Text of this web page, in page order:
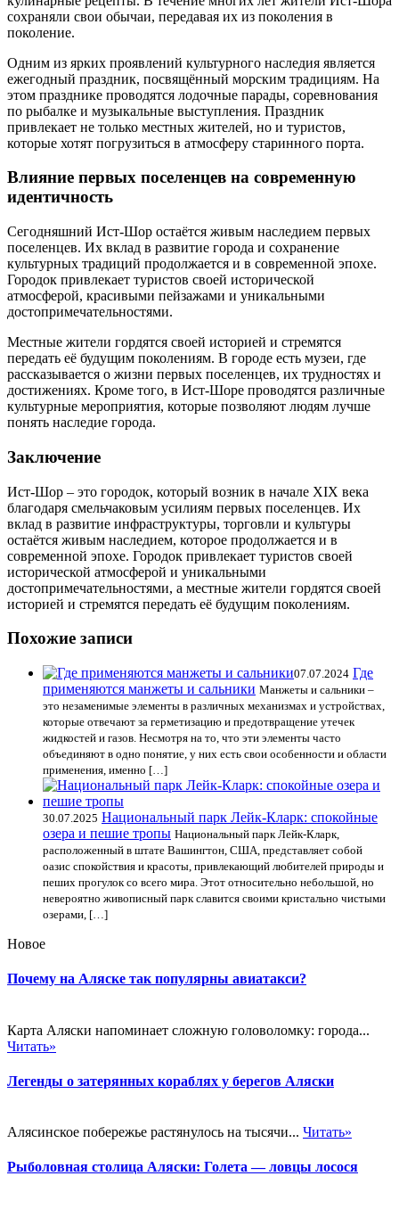
сохраняли свои обычаи, передавая их из поколения в
поколение.
Одним из ярких проявлений культурного наследия является
ежегодный праздник, посвящённый морским традициям. На
этом празднике проводятся лодочные парады, соревнования
по рыбалке и музыкальные выступления. Праздник
привлекает не только местных жителей, но и туристов,
которые хотят погрузиться в атмосферу старинного порта.
Влияние первых поселенцев на современную
идентичность
Сегодняшний Ист-Шор остаётся живым наследием первых
поселенцев. Их вклад в развитие города и сохранение
культурных традиций продолжается и в современной эпохе.
Городок привлекает туристов своей исторической
атмосферой, красивыми пейзажами и уникальными
достопримечательностями.
Местные жители гордятся своей историей и стремятся
передать её будущим поколениям. В городе есть музеи, где
рассказывается о жизни первых поселенцев, их трудностях и
достижениях. Кроме того, в Ист-Шоре проводятся различные
культурные мероприятия, которые позволяют людям лучше
понять наследие города.
Заключение
Ист-Шор – это городок, который возник в начале XIX века
благодаря смельчаковым усилиям первых поселенцев. Их
вклад в развитие инфраструктуры, торговли и культуры
остаётся живым наследием, которое продолжается и в
современной эпохе. Городок привлекает туристов своей
исторической атмосферой и уникальными
достопримечательностями, а местные жители гордятся своей
историей и стремятся передать её будущим поколениям.
Похожие записи
07.07.2024 Где
применяются манжеты и сальники Манжеты и сальники –
это незаменимые элементы в различных механизмах и устройствах,
которые отвечают за герметизацию и предотвращение утечек
жидкостей и газов. Несмотря на то, что эти элементы часто
объединяют в одно понятие, у них есть свои особенности и области
применения, именно […]
30.07.2025 Национальный парк Лейк-Кларк: спокойные
озера и пешие тропы Национальный парк Лейк-Кларк,
расположенный в штате Вашингтон, США, представляет собой
оазис спокойствия и красоты, привлекающий любителей природы и
пеших прогулок со всего мира. Этот относительно небольшой, но
невероятно живописный парк славится своими кристально чистыми
озерами, […]
Новое
Почему на Аляске так популярны авиатакси?
Карта Аляски напоминает сложную головоломку: города...
Читать»
Легенды о затерянных кораблях у берегов Аляски
Алясинское побережье растянулось на тысячи... Читать»
Рыболовная столица Аляски: Голета — ловцы лосося